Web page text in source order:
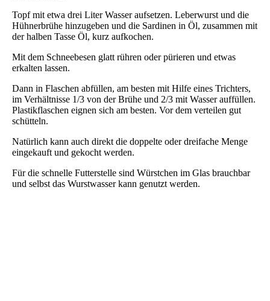
Topf mit etwa drei Liter Wasser aufsetzen. Leberwurst und die
Hühnerbrühe hinzugeben und die Sardinen in Öl, zusammen mit
der halben Tasse Öl, kurz aufkochen.
Mit dem Schneebesen glatt rühren oder pürieren und etwas
erkalten lassen.
Dann in Flaschen abfüllen, am besten mit Hilfe eines Trichters,
im Verhältnisse 1/3 von der Brühe und 2/3 mit Wasser auffüllen.
Plastikflaschen eignen sich am besten. Vor dem verteilen gut
schütteln.
Natürlich kann auch direkt die doppelte oder dreifache Menge
eingekauft und gekocht werden.
Für die schnelle Futterstelle sind Würstchen im Glas brauchbar
und selbst das Wurstwasser kann genutzt werden.